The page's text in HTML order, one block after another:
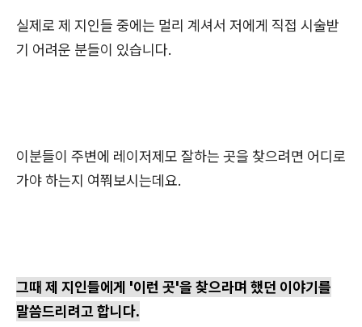
실제로 제 지인들 중에는 멀리 계셔서 저에게 직접 시술받
기 어려운 분들이 있습니다.
이분들이 주변에 레이저제모 잘하는 곳을 찾으려면 어디로
가야 하는지 여쭤보시는데요.
그때 제 지인들에게 '이런 곳'을 찾으라며 했던 이야기를
말씀드리려고 합니다.